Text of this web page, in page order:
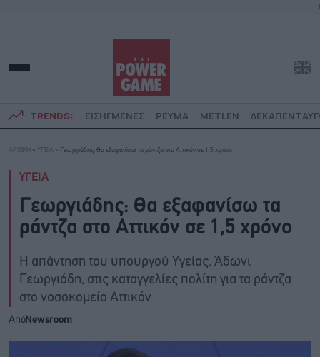
TRENDS: ΕΙΣΗΓΜΕΝΕΣ ΡΕΥΜΑ METLEN
ΑΡΧΙΚΗ » ΥΓΕΙΑ » Γεωργιάδης: Θα εξαφανίσω τα ράντζα στο Αττικόν σε 1,5 χρόνο
ΥΓΕΙΑ
Γεωργιάδης: Θα εξαφανίσω τα
ράντζα στο Αττικόν σε 1,5 χρόνο
Η απάντηση του υπουργού Υγείας, Άδωνι
Γεωργιάδη, στις καταγγελίες πολίτη για τα ράντζα
στο νοσοκομείο Αττικόν
ΑπόNewsroom